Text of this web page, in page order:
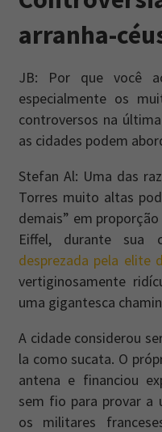
arranha-
JB: Por que você
especialmente os
controversos na
as cidades podem
Stefan Al: Uma das
Torres muito altas
demais” em
Eiffel, durante sua
desprezada pela elite
vertiginosamente
uma gigantesca
A cidade considerou
la como sucata. O
antena e financiou
sem fio para provar a
os militares